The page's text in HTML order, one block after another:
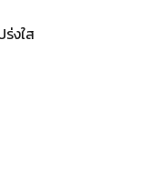
งใส